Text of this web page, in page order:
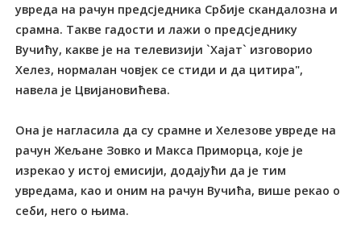
увреда на рачун предсједника Србије скандалозна и
срамна. Такве гадости и лажи о предсједнику
Вучићу, какве је на телевизији `Хајат` изговорио
Хелез, нормалан човјек се стиди и да цитира",
навела је Цвијановићева.
Она је нагласила да су срамне и Хелезове увреде на
рачун Жељане Зовко и Макса Приморца, које је
изрекао у истој емисији, додајући да је тим
увредама, као и оним на рачун Вучића, више рекао о
себи, него о њима.